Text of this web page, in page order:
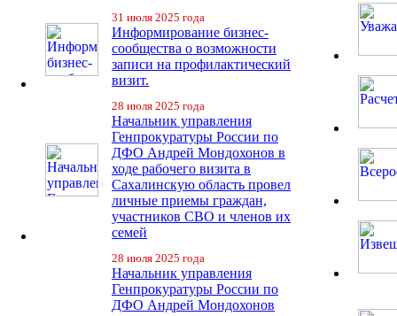
31 июля 2025 года
Информирование бизнес-
сообщества о возможности
записи на профилактический
визит.
28 июля 2025 года
Начальник управления
Генпрокуратуры России по
ДФО Андрей Мондохонов в
ходе рабочего визита в
Сахалинскую область провел
личные приемы граждан,
участников СВО и членов их
семей
28 июля 2025 года
Начальник управления
Генпрокуратуры России по
ДФО Андрей Мондохонов